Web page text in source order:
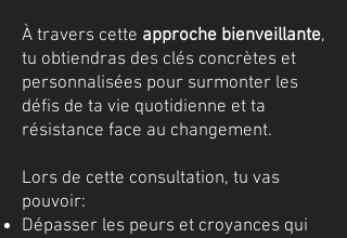
À travers cette approche bienveillante,
tu obtiendras des clés concrètes et
personnalisées pour surmonter les
défis de ta vie quotidienne et ta
résistance face au changement.
Lors de cette consultation, tu vas
pouvoir:
Dépasser les peurs et croyances qui